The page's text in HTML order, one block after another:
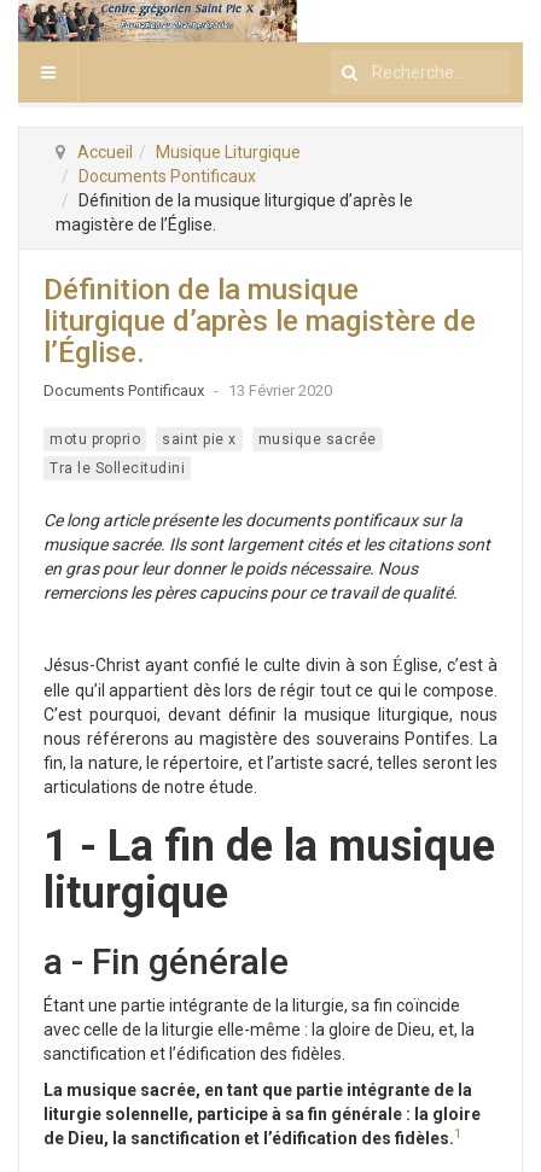
Rechercher
Accueil
Musique Liturgique
Documents Pontificaux
Définition de la musique liturgique d’après le
magistère de l’Église.
Définition de la musique
liturgique d’après le magistère de
l’Église.
Documents Pontificaux 13 Février 2020
motu proprio saint pie x
musique sacrée
Tra le Sollecitudini
Ce long article présente les documents pontificaux sur la
musique sacrée. Ils sont largement cités et les citations sont
en gras pour leur donner le poids nécessaire. Nous
remercions les pères capucins pour ce travail de qualité.
Jésus-Christ ayant confié le culte divin à son Église, c’est à
elle qu’il appartient dès lors de régir tout ce qui le compose.
C’est pourquoi, devant définir la musique liturgique, nous
nous référerons au magistère des souverains Pontifes. La
fin, la nature, le répertoire, et l’artiste sacré, telles seront les
articulations de notre étude.
1 - La fin de la musique
liturgique
a - Fin générale
Étant une partie intégrante de la liturgie, sa fin coïncide
avec celle de la liturgie elle-même : la gloire de Dieu, et, la
sanctification et l’édification des fidèles.
La musique sacrée, en tant que partie intégrante de la
liturgie solennelle, participe à sa fin générale : la gloire
de Dieu, la sanctification et l’édification des fidèles.1